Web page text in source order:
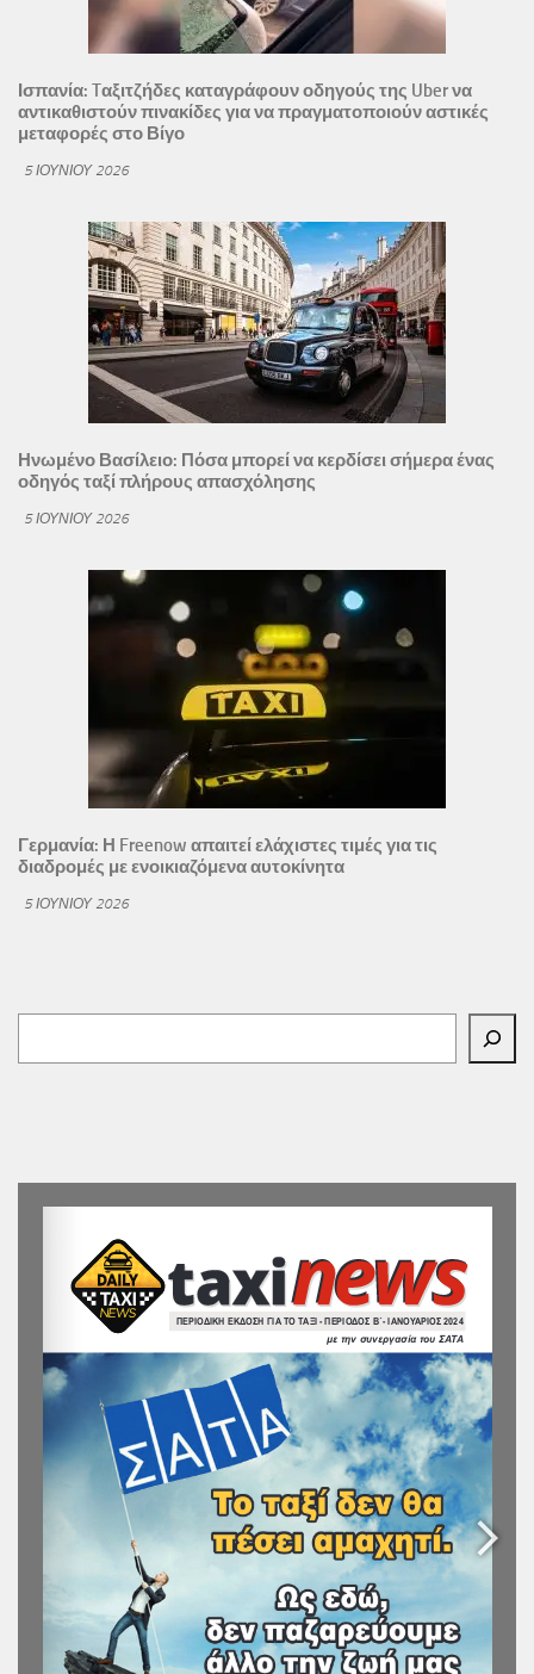
Ισπανία: Tαξιτζήδες καταγράφουν οδηγούς της Uber να
αντικαθιστούν πινακίδες για να πραγματοποιούν αστικές
μεταφορές στο Βίγο
5 ΙΟΥΝΊΟΥ 2026
Ηνωμένο Βασίλειο: Πόσα μπορεί να κερδίσει σήμερα ένας
οδηγός ταξί πλήρους απασχόλησης
5 ΙΟΥΝΊΟΥ 2026
Γερμανία: Η Freenow απαιτεί ελάχιστες τιμές για τις
διαδρομές με ενοικιαζόμενα αυτοκίνητα
5 ΙΟΥΝΊΟΥ 2026